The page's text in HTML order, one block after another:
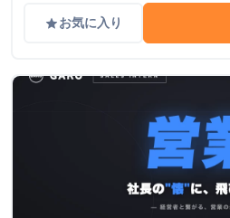
gradeお気に入り